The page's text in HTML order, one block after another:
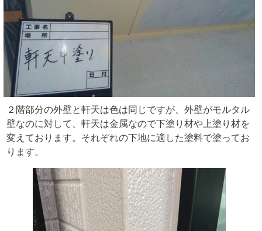
２階部分の外壁と軒天は色は同じですが、外壁がモルタル
壁なのに対して、軒天は金属なので下塗り材や上塗り材を
変えております。それぞれの下地に適した塗料で塗ってお
ります。